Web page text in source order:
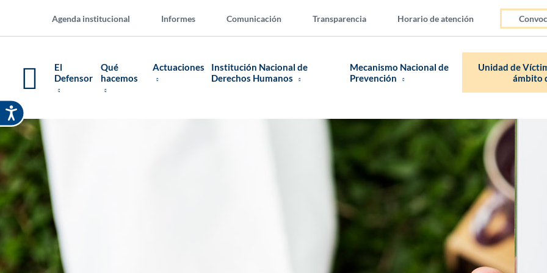
Agenda institucional Informes Comunicación Transparencia Horario de atención
El
Defensor
Qué
hacemos
Actuaciones
Institución Nacional de
Derechos Humanos
Mecanismo Nacional de
Prevención
Unidad de
ámbito